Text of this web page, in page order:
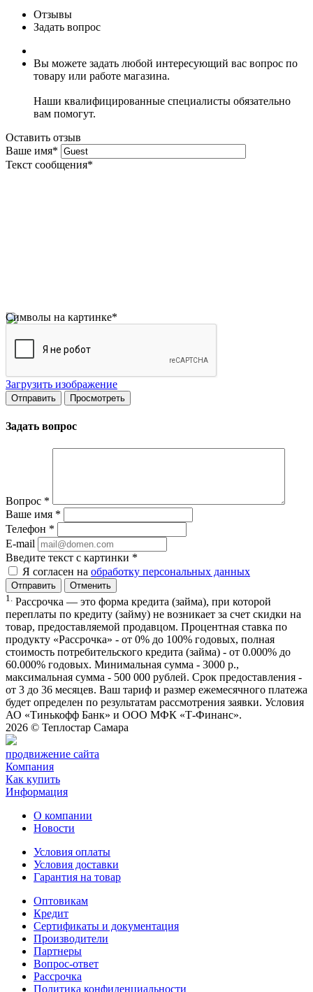
Отзывы
Задать вопрос
Вы можете задать любой интересующий вас вопрос по
товару или работе магазина.
Наши квалифицированные специалисты обязательно
вам помогут.
Оставить отзыв
Ваше имя*
Текст сообщения*
Символы на картинке*
Загрузить изображение
Задать вопрос
Вопрос *
Ваше имя *
Телефон *
E-mail
Введите текст с картинки *
Я согласен на обработку персональных данных
Отменить
1.
Рассрочка — это форма кредита (займа), при которой
переплаты по кредиту (займу) не возникает за счет скидки на
товар, предоставляемой продавцом. Процентная ставка по
продукту «Рассрочка» - от 0% до 100% годовых, полная
стоимость потребительского кредита (займа) - от 0.000% до
60.000% годовых. Минимальная сумма - 3000 р.,
максимальная сумма - 500 000 рублей. Срок предоставления -
от 3 до 36 месяцев. Ваш тариф и размер ежемесячного платежа
будет определен по результатам рассмотрения заявки. Условия
АО «Тинькофф Банк» и ООО МФК «Т-Финанс».
2026 © Теплостар Самара
продвижение сайта
Компания
Как купить
Информация
О компании
Новости
Условия оплаты
Условия доставки
Гарантия на товар
Оптовикам
Кредит
Сертификаты и документация
Производители
Партнеры
Вопрос-ответ
Рассрочка
Политика конфиденциальности